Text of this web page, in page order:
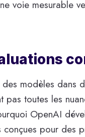
voie mesurable
modèles dans
toutes les
OpenAI
conçues pour des